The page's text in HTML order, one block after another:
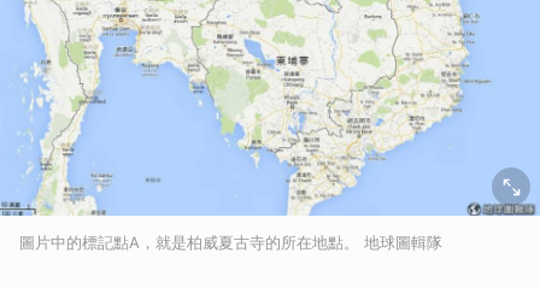
圖片中的標記點A，就是柏威夏古寺的所在地點。 地球圖輯隊